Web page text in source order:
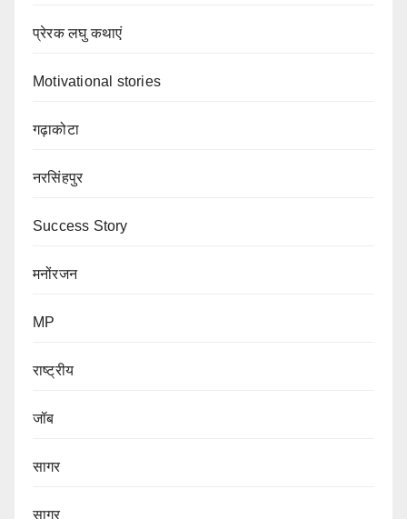
प्रेरक लघु कथाएं
Motivational stories
गढ़ाकोटा
नरसिंहपुर
Success Story
मनोंरजन
MP
राष्ट्रीय
जॉब
सागर
सागर